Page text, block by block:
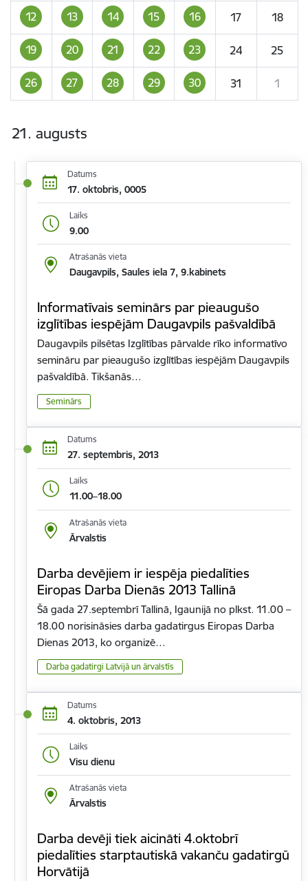
12 13 14 15 16 17 18
19 20 21 22 23 24 25
26 27 28 29 30 31 1
21. augusts
Datums
17. oktobris, 0005
Laiks
9.00
Atrašanās vieta
Daugavpils, Saules iela 7, 9.kabinets
Informatīvais seminārs par pieaugušo
izglītības iespējām Daugavpils pašvaldībā
Daugavpils pilsētas Izglītības pārvalde rīko informatīvo
semināru par pieaugušo izglītības iespējām Daugavpils
pašvaldībā. Tikšanās…
Seminārs
Datums
27. septembris, 2013
Laiks
11.00–18.00
Atrašanās vieta
Ārvalstis
Darba devējiem ir iespēja piedalīties
Eiropas Darba Dienās 2013 Tallinā
Šā gada 27.septembrī Tallinā, Igaunijā no plkst. 11.00 –
18.00 norisināsies darba gadatirgus Eiropas Darba
Dienas 2013, ko organizē…
Darba gadatirgi Latvijā un ārvalstīs
Datums
4. oktobris, 2013
Laiks
Visu dienu
Atrašanās vieta
Ārvalstis
Darba devēji tiek aicināti 4.oktobrī
piedalīties starptautiskā vakanču gadatirgū
Horvātijā